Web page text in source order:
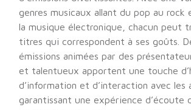
genres musicaux allant du pop au rock
la musique électronique, chacun peut
titres qui correspondent à ses goûts.
émissions animées par des
et talentueux apportent une touche
d’information et d’interaction avec les
garantissant une expérience d’écoute